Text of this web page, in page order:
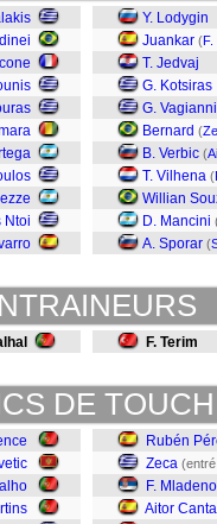
Ntoi
Y. Lodygin
Juankar (F.
T. Jedvaj
G. Kotsiras
G.
Bernard (
B. Verbic (
T. Vilhena (
Willian
D. Mancini
A. Sporar (
F. Terim
DE
Rubén
Zeca
F.
Aitor